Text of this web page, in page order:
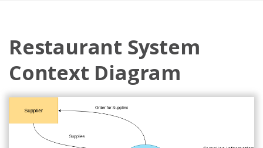
Restaurant System
Context Diagram